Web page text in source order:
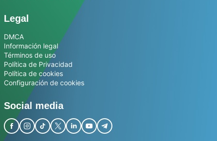
Legal
DMCA
Información legal
Términos de uso
Política de Privacidad
Política de cookies
Configuración de cookies
Social media